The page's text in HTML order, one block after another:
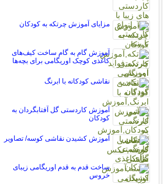
مزایای آموزش چرتکه به کودکان
آموزش گام به گام ساخت کیف‌های
کاغذی کوچک اوریگامی برای بچه‌ها
نقاشی کودکانه با ابرنگ
آموزش کاردستی گل آفتابگردان به
کودکان
آموزش کشیدن نقاشی کوسه/ تصاویر
ساخت قدم به قدم اوریگامی زیبای
خروس